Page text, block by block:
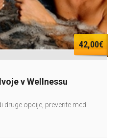
42,00€
v Wellnessu
druge opcije, preverite med